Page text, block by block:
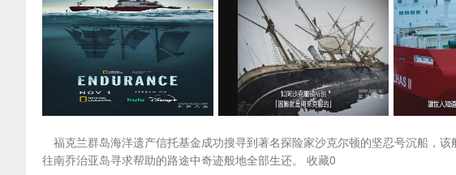
福克兰群岛海洋遗产信托基金成功搜寻到著名探险家沙克尔顿的坚忍号沉船，
往南乔治亚岛寻求帮助的路途中奇迹般地全部生还。 收藏0